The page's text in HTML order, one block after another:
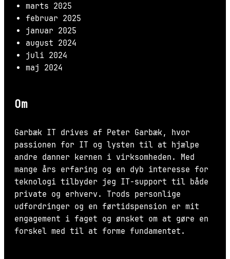
marts 2025
februar 2025
januar 2025
august 2024
juli 2024
maj 2024
Om
Garbæk IT drives af Peter Garbæk, hvor
passionen for IT og lysten til at hjælpe
andre danner kernen i virksomheden. Med
mange års erfaring og en dyb interesse for
teknologi tilbyder jeg IT-support til både
private og erhverv. Trods personlige
udfordringer og en førtidspension er mit
engagement i faget og ønsket om at gøre en
forskel med til at forme fundamentet.